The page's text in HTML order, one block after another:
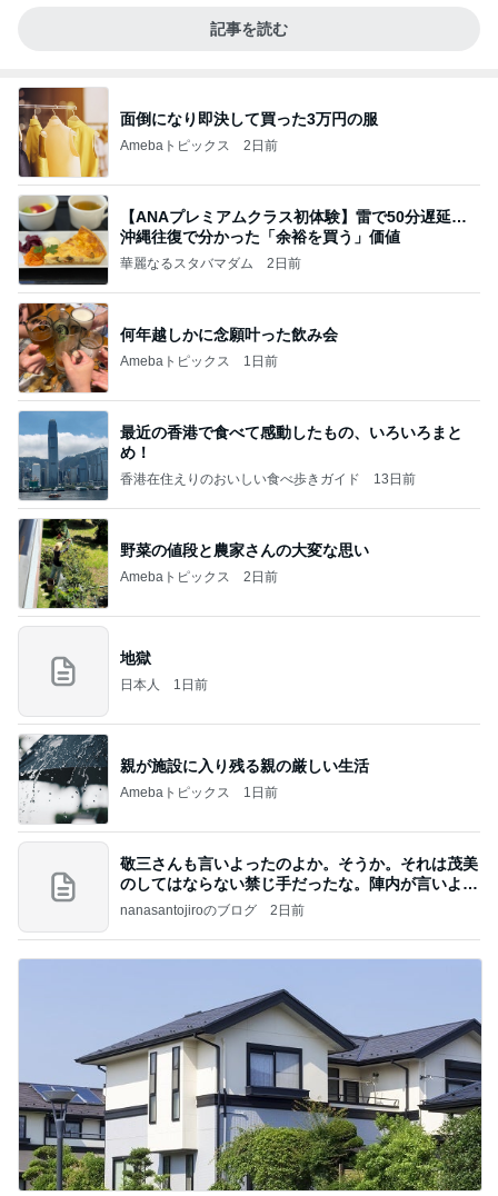
記事を読む
面倒になり即決して買った3万円の服
Amebaトピックス 2日前
【ANAプレミアムクラス初体験】雷で50分遅延…
沖縄往復で分かった「余裕を買う」価値
華麗なるスタバマダム 2日前
何年越しかに念願叶った飲み会
Amebaトピックス 1日前
最近の香港で食べて感動したもの、いろいろまと
め！
香港在住えりのおいしい食べ歩きガイド 13日前
野菜の値段と農家さんの大変な思い
Amebaトピックス 2日前
地獄
日本人 1日前
親が施設に入り残る親の厳しい生活
Amebaトピックス 1日前
敬三さんも言いよったのよか。そうか。それは茂美
のしてはならない禁じ手だったな。陣内が言いよる
のよ
nanasantojiroのブログ 2日前